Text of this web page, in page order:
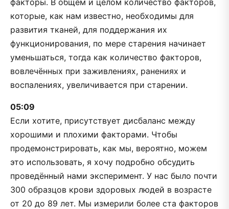
которые, как нам известно, необходимы для
развития тканей, для поддержания их
функционирования, по мере старения начинает
уменьшаться, тогда как количество факторов,
вовлечённых при заживлениях, ранениях и
воспалениях, увеличивается при старении.
05:09
Если хотите, присутствует дисбаланс между
хорошими и плохими факторами. Чтобы
продемонстрировать, как мы, вероятно, можем
это использовать, я хочу подробно обсудить
проведённый нами эксперимент. У нас было почти
300 образцов крови здоровых людей в возрасте
от 20 до 89 лет. Мы измерили более ста факторов